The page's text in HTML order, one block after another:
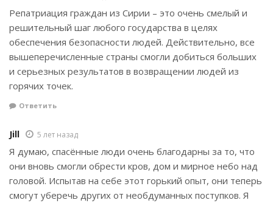
Репатриация граждан из Сирии – это очень смелый и
решительный шаг любого государства в целях
обеспечения безопасности людей. Действительно, все
вышеперечисленные страны смогли добиться больших
и серьезных результатов в возвращении людей из
горячих точек.
Ответить
Jill 5 лет назад
Я думаю, спасённые люди очень благодарны за то, что
они вновь смогли обрести кров, дом и мирное небо над
головой. Испытав на себе этот горький опыт, они теперь
смогут уберечь других от необдуманных поступков. Я